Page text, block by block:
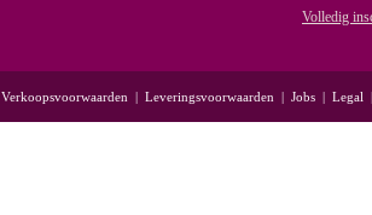
Volledig
Verkoopsvoorwaarden | Leveringsvoorwaarden | Jobs | Legal